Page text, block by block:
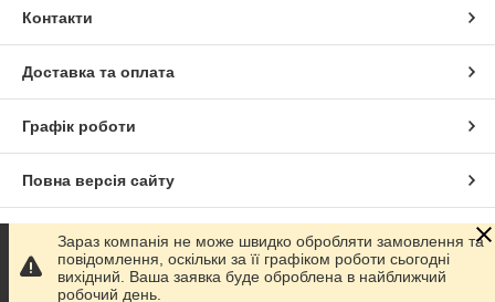
Контакти
Доставка та оплата
Графік роботи
Повна версія сайту
Сайт створено на маркетплейсі Prom.ua
Політика конфіденційності
Зараз компанія не може швидко обробляти замовлення та
повідомлення, оскільки за її графіком роботи сьогодні
вихідний. Ваша заявка буде оброблена в найближчий
робочий день.